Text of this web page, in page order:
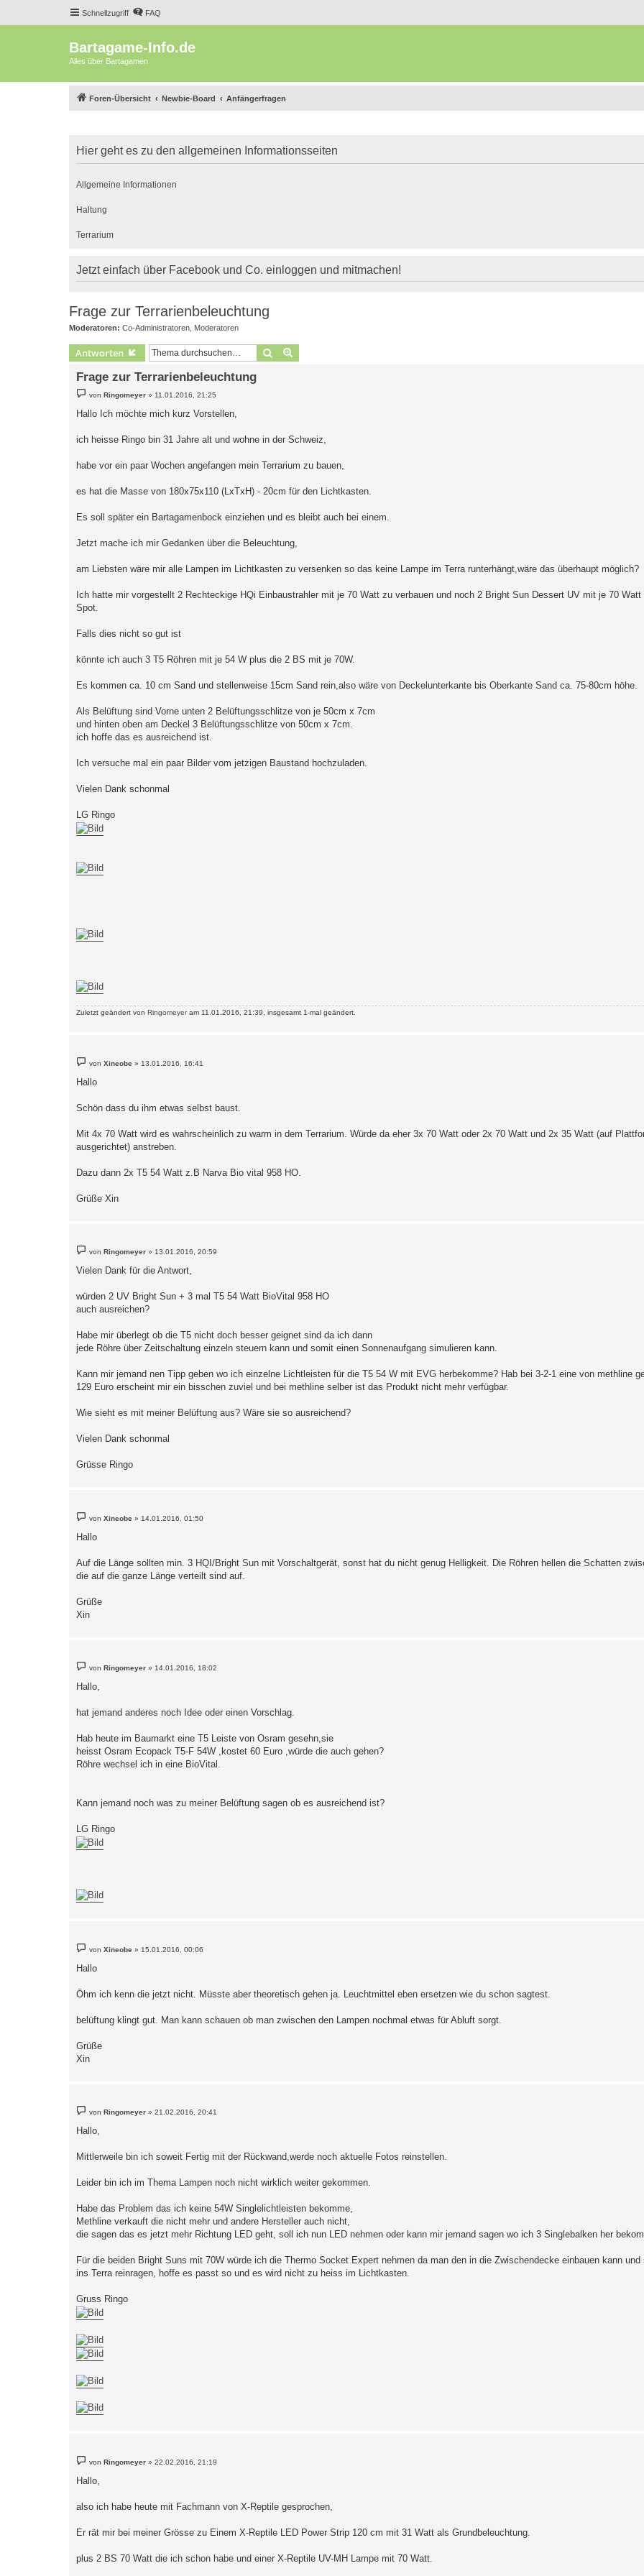
Schnellzugriff FAQ
Bartagame-Info.de
Alles über Bartagamen
Foren-Übersicht Newbie-Board Anfängerfragen
Hier geht es zu den allgemeinen Informationsseiten
Allgemeine Informationen
Haltung
Terrarium
Jetzt einfach über Facebook und Co. einloggen und mitmachen!
Frage zur Terrarienbeleuchtung
Moderatoren: Co-Administratoren Moderatoren
Antworten Suche
Frage zur Terrarienbeleuchtung
e
i
t
g
vonRingomeyer » 11.01.2016, 21:25
Hallo Ich möchte mich kurz Vorstellen,
ich heisse Ringo bin 31 Jahre alt und wohne in der Schweiz,
habe vor ein paar Wochen angefangen mein Terrarium zu bauen,
es hat die Masse von 180x75x110 (LxTxH) - 20cm für den Lichtkasten.
Es soll später ein Bartagamenbock einziehen und es bleibt auch bei einem.
Jetzt mache ich mir Gedanken über die Beleuchtung,
am Liebsten wäre mir alle Lampen im Lichtkasten zu versenken so das keine Lampe im Terra runterhängt,wäre das überhaupt möglich?
Ich hatte mir vorgestellt 2 Rechteckige HQi Einbaustrahler mit je 70 Watt zu verbauen und noch 2 Bright Sun Dessert UV mit je 70
Spot.
Falls dies nicht so gut ist
könnte ich auch 3 T5 Röhren mit je 54 W plus die 2 BS mit je 70W.
Es kommen ca. 10 cm Sand und stellenweise 15cm Sand rein,also wäre von Deckelunterkante bis Oberkante Sand ca. 75-80cm höhe.
Als Belüftung sind Vorne unten 2 Belüftungsschlitze von je 50cm x 7cm
und hinten oben am Deckel 3 Belüftungsschlitze von 50cm x 7cm.
ich hoffe das es ausreichend ist.
Ich versuche mal ein paar Bilder vom jetzigen Baustand hochzuladen.
Vielen Dank schonmal
LG Ringo
Zuletzt geändert von Ringomeyeram 11.01.2016, 21:39, insgesamt 1-mal geändert.
e
i
t
a
g
vonXineobe » 13.01.2016, 16:41
Hallo
Schön dass du ihm etwas selbst baust.
Mit 4x 70 Watt wird es wahrscheinlich zu warm in dem Terrarium. Würde da eher 3x 70 Watt oder 2x 70 Watt und 2x 35 Watt (auf
ausgerichtet) anstreben.
Dazu dann 2x T5 54 Watt z.B Narva Bio vital 958 HO.
Grüße Xin
e
t
a
g
vonRingomeyer »13.01.2016, 20:59
Vielen Dank für die Antwort,
würden 2 UV Bright Sun + 3 mal T5 54 Watt BioVital 958 HO
auch ausreichen?
Habe mir überlegt ob die T5 nicht doch besser geignet sind da ich dann
jede Röhre über Zeitschaltung einzeln steuern kann und somit einen Sonnenaufgang simulieren kann.
Kann mir jemand nen Tipp geben wo ich einzelne Lichtleisten für die T5 54 W mit EVG herbekomme? Hab bei 3-2-1 eine von methline
129 Euro erscheint mir ein bisschen zuviel und bei methline selber ist das Produkt nicht mehr verfügbar.
Wie sieht es mit meiner Belüftung aus? Wäre sie so ausreichend?
Vielen Dank schonmal
Grüsse Ringo
e
i
t
a
g
vonXineobe » 14.01.2016, 01:50
Hallo
Auf die Länge sollten min. 3 HQI/Bright Sun mit Vorschaltgerät, sonst hat du nicht genug Helligkeit. Die Röhren hellen die Schatten
die auf die ganze Länge verteilt sind auf.
Grüße
Xin
e
i
t
a
g
vonRingomeyer »14.01.2016, 18:02
Hallo,
hat jemand anderes noch Idee oder einen Vorschlag.
Hab heute im Baumarkt eine T5 Leiste von Osram gesehn,sie
heisst Osram Ecopack T5-F 54W ,kostet 60 Euro ,würde die auch gehen?
Röhre wechsel ich in eine BioVital.
Kann jemand noch was zu meiner Belüftung sagen ob es ausreichend ist?
LG Ringo
e
i
t
g
vonXineobe » 15.01.2016, 00:06
Hallo
Öhm ich kenn die jetzt nicht. Müsste aber theoretisch gehen ja. Leuchtmittel eben ersetzen wie du schon sagtest.
belüftung klingt gut. Man kann schauen ob man zwischen den Lampen nochmal etwas für Abluft sorgt.
Grüße
Xin
i
t
a
g
von Ringomeyer »21.02.2016, 20:41
Hallo,
Mittlerweile bin ich soweit Fertig mit der Rückwand,werde noch aktuelle Fotos reinstellen.
Leider bin ich im Thema Lampen noch nicht wirklich weiter gekommen.
Habe das Problem das ich keine 54W Singlelichtleisten bekomme,
Methline verkauft die nicht mehr und andere Hersteller auch nicht,
die sagen das es jetzt mehr Richtung LED geht, soll ich nun LED nehmen oder kann mir jemand sagen wo ich 3 Singlebalken her
Für die beiden Bright Suns mit 70W würde ich die Thermo Socket Expert nehmen da man den in die Zwischendecke einbauen kann
ins Terra reinragen, hoffe es passt so und es wird nicht zu heiss im Lichtkasten.
Gruss Ringo
e
i
t
g
vonRingomeyer »22.02.2016, 21:19
Hallo,
also ich habe heute mit Fachmann von X-Reptile gesprochen,
Er rät mir bei meiner Grösse zu Einem X-Reptile LED Power Strip 120 cm mit 31 Watt als Grundbeleuchtung.
plus 2 BS 70 Watt die ich schon habe und einer X-Reptile UV-MH Lampe mit 70 Watt.